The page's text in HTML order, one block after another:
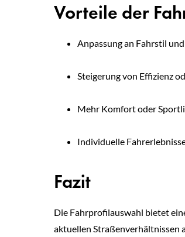
Vorteile der
Anpassung an Fahrstil
Steigerung von Effizienz
Mehr Komfort oder
Individuelle
Fazit
Die Fahrprofilauswahl bietet
aktuellen Straßenverhältnissen